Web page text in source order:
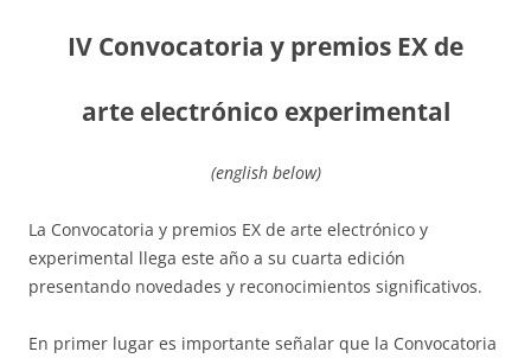
IV Convocatoria y premios EX de
arte electrónico experimental
(english below)
La Convocatoria y premios EX de arte electrónico y
experimental llega este año a su cuarta edición
presentando novedades y reconocimientos significativos.
En primer lugar es importante señalar que la Convocatoria